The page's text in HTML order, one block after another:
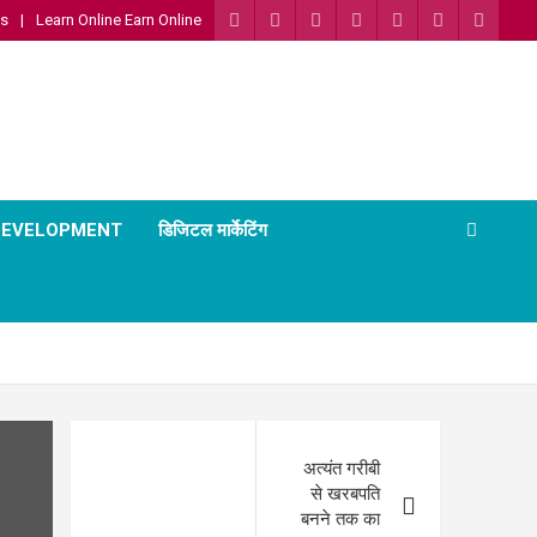
Learn Online Earn Online
डिजिटल मार्केटिंग
अत्यंत गरीबी
से खरबपति
बनने तक का